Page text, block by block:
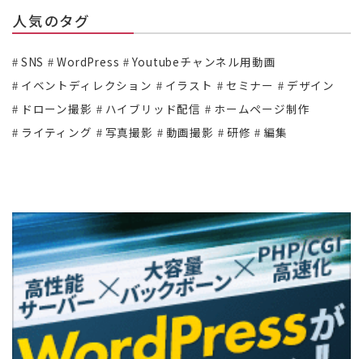
人気のタグ
SNS WordPress
Youtubeチャンネル用動画
イベントディレクション
イラスト セミナー
デザイン
ドローン撮影
ハイブリッド配信
ホームページ制作
ライティング
写真撮影 動画撮影 研修 編集